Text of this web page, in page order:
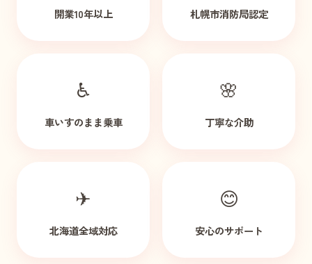
開業10年以上 札幌市消防局認定
♿
車いすのまま乗車
🌸
丁寧な介助
✈
北海道全域対応
😊
安心のサポート